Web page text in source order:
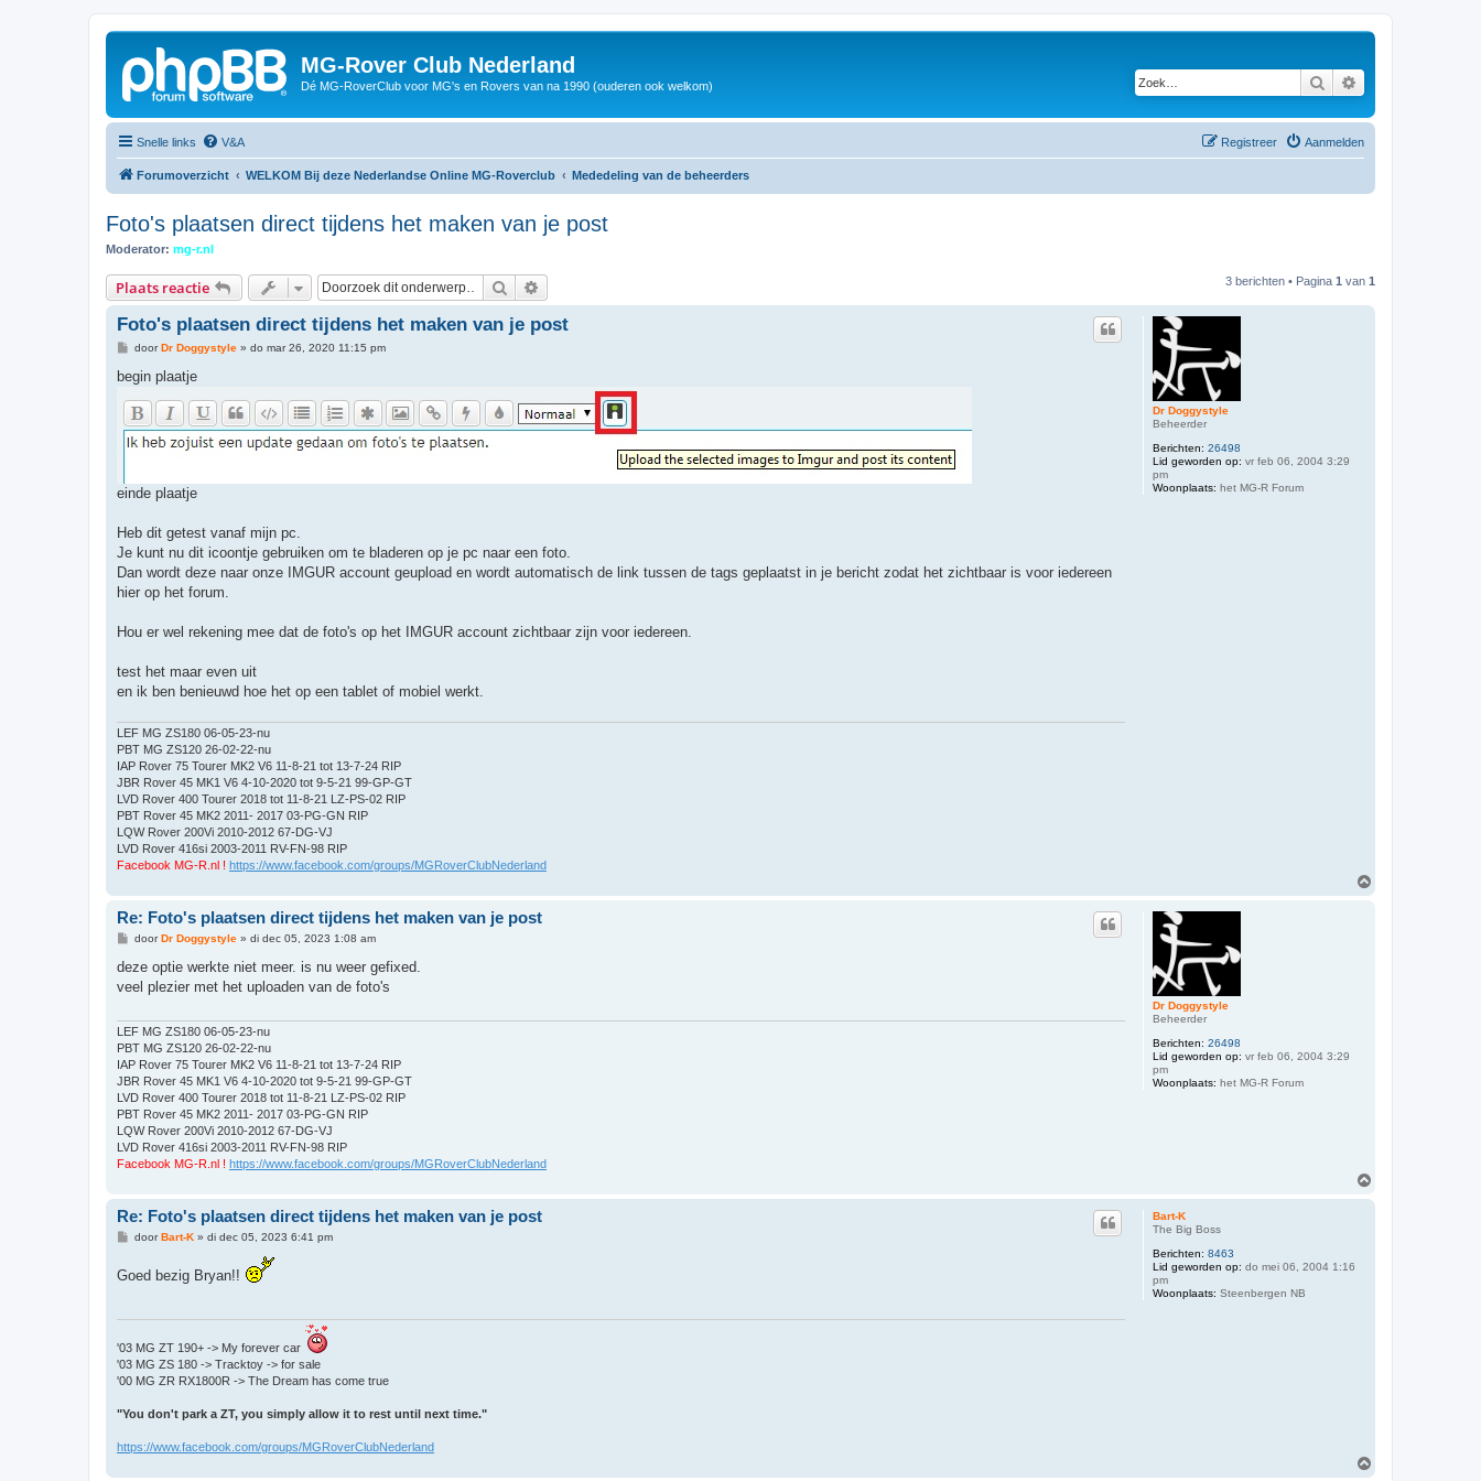
MG-Rover Club Nederland
Dé MG-RoverClub voor MG's en Rovers van na 1990 (ouderen ook welkom) Zoek
Snelle links V&A Aanmelden
Registreer
Forumoverzicht WELKOM Bij deze Nederlandse Online MG-Roverclub Mededeling van de beheerders
Foto's plaatsen direct tijdens het maken van je post
Moderator: mg-r.nl
Plaats reactie Zoek 3 berichten • Pagina 1 van 1
Dr Doggystyle
Beheerder
Berichten: 26498
Lid geworden op: vr feb 06, 2004 3:29
pm
Woonplaats: het MG-R Forum
Foto's plaatsen direct tijdens het maken van je post
B
r
c
h
t
doorDr Doggystyle» do mar 26, 2020 11:15 pm
begin plaatje
einde plaatje
Heb dit getest vanaf mijn pc.
Je kunt nu dit icoontje gebruiken om te bladeren op je pc naar een foto.
Dan wordt deze naar onze IMGUR account geupload en wordt automatisch de link tussen de tags geplaatst in je bericht zodat het zichtbaar is voor iedereen
hier op het forum.
Hou er wel rekening mee dat de foto's op het IMGUR account zichtbaar zijn voor iedereen.
test het maar even uit
en ik ben benieuwd hoe het op een tablet of mobiel werkt.
LEF MG ZS180 06-05-23-nu
PBT MG ZS120 26-02-22-nu
IAP Rover 75 Tourer MK2 V6 11-8-21 tot 13-7-24 RIP
JBR Rover 45 MK1 V6 4-10-2020 tot 9-5-21 99-GP-GT
LVD Rover 400 Tourer 2018 tot 11-8-21 LZ-PS-02 RIP
PBT Rover 45 MK2 2011- 2017 03-PG-GN RIP
LQW Rover 200Vi 2010-2012 67-DG-VJ
LVD Rover 416si 2003-2011 RV-FN-98 RIP
Facebook MG-R.nl ! https://www.facebook.com/groups/MGRoverClubNederland
Dr Doggystyle
Beheerder
Berichten: 26498
Lid geworden op: vr feb 06, 2004 3:29
pm
Woonplaats: het MG-R Forum
Re: Foto's plaatsen direct tijdens het maken van je post
B
r
c
doorDr Doggystyle» di dec 05, 2023 1:08 am
deze optie werkte niet meer. is nu weer gefixed.
veel plezier met het uploaden van de foto's
LEF MG ZS180 06-05-23-nu
PBT MG ZS120 26-02-22-nu
IAP Rover 75 Tourer MK2 V6 11-8-21 tot 13-7-24 RIP
JBR Rover 45 MK1 V6 4-10-2020 tot 9-5-21 99-GP-GT
LVD Rover 400 Tourer 2018 tot 11-8-21 LZ-PS-02 RIP
PBT Rover 45 MK2 2011- 2017 03-PG-GN RIP
LQW Rover 200Vi 2010-2012 67-DG-VJ
LVD Rover 416si 2003-2011 RV-FN-98 RIP
Facebook MG-R.nl ! https://www.facebook.com/groups/MGRoverClubNederland
Bart-K
The Big Boss
Berichten: 8463
Lid geworden op: do mei 06, 2004 1:16
pm
Woonplaats: Steenbergen NB
Re: Foto's plaatsen direct tijdens het maken van je post
B
i
door Bart-K» di dec 05, 2023 6:41 pm
Goed bezig Bryan!!
'03 MG ZT 190+ -> My forever car
'03 MG ZS 180 -> Tracktoy -> for sale
'00 MG ZR RX1800R -> The Dream has come true
"You don't park a ZT, you simply allow it to rest until next time."
https://www.facebook.com/groups/MGRoverClubNederland